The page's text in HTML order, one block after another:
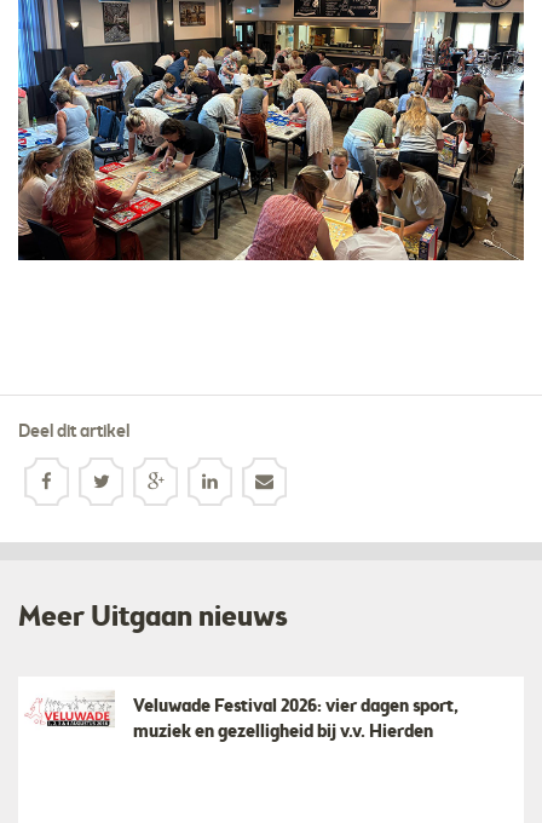
Deel dit artikel
Meer Uitgaan nieuws
Veluwade Festival 2026: vier dagen sport,
muziek en gezelligheid bij v.v. Hierden